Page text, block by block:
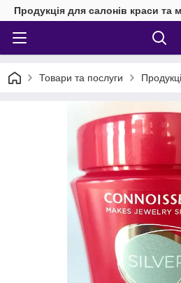
Продукція для салонів краси та
Товари та послуги